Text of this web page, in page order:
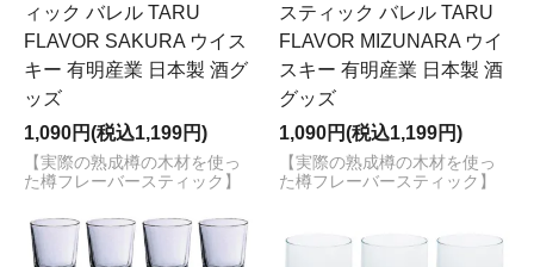
ィック バレル TARU
FLAVOR SAKURA ウイス
キー 有明産業 日本製 酒グ
ッズ
1,090円(税込1,199円)
【実際の熟成樽の木材を使っ
た樽フレーバースティック】
スティック バレル TARU
FLAVOR MIZUNARA ウイ
スキー 有明産業 日本製 酒
グッズ
1,090円(税込1,199円)
【実際の熟成樽の木材を使っ
た樽フレーバースティック】